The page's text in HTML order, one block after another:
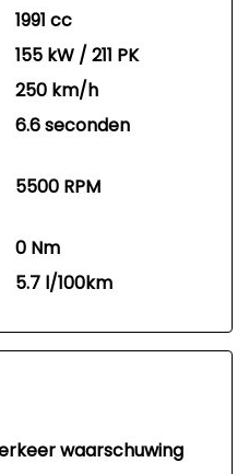
1991 cc
155 kW / 211 PK
250 km/h
6.6 seconden
5500 RPM
0 Nm
5.7 l/100km
waarschuwing